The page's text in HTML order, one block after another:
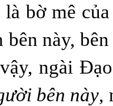
bờ mê
này,
ngài
bên này,